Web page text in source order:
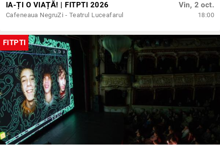
IA-ȚI O VIAȚĂ! | FITPTI 2026
Cafeneaua NegruZi - Teatrul Luceafarul
Vin, 2 oct.
18:00
FITPTI